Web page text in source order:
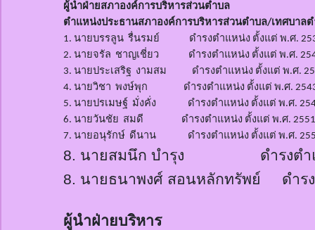
ผู้นำฝ่ายสภาองค์การบริหารส่วนตำบล
ตำแหน่งประธานสภาองค์การบริหารส่วนตำบล/เทศบาล
1. นายบรรลูน รื่นรมย์ ดำรงตำแหน่ง ตั้งแต่ พ.ศ.
2. นายจรัล ชาญเชี่ยว ดำรงตำแหน่ง ตั้งแต่ พ.ศ.
3. นายประเสริฐ งามสม ดำรงตำแหน่ง ตั้งแต่ พ.ศ.
4. นายวิชา พงษ์พุก ดำรงตำแหน่ง ตั้งแต่ พ.ศ.
5. นายปรเมษฐ์ มั่งคั่ง ดำรงตำแหน่ง ตั้งแต่ พ.ศ.
6. นายวันชัย สมดี ดำรงตำแหน่ง ตั้งแต่ พ.ศ.
7. นายอนุรักษ์ ดีนาน ดำรงตำแหน่ง ตั้งแต่ พ.ศ.
8. นายสมนึก บำรุง ดำรงตำแห
8. นายธนาพงศ์ สอนหลักทรัพย์ ดำร
ผู้นำฝ่ายบริหาร